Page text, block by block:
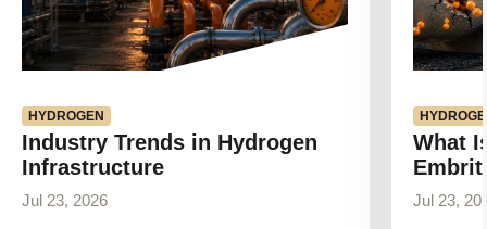
HYDROGEN
Industry Trends in Hydrogen
Infrastructure
Jul 23, 2026
What
Jul 23,